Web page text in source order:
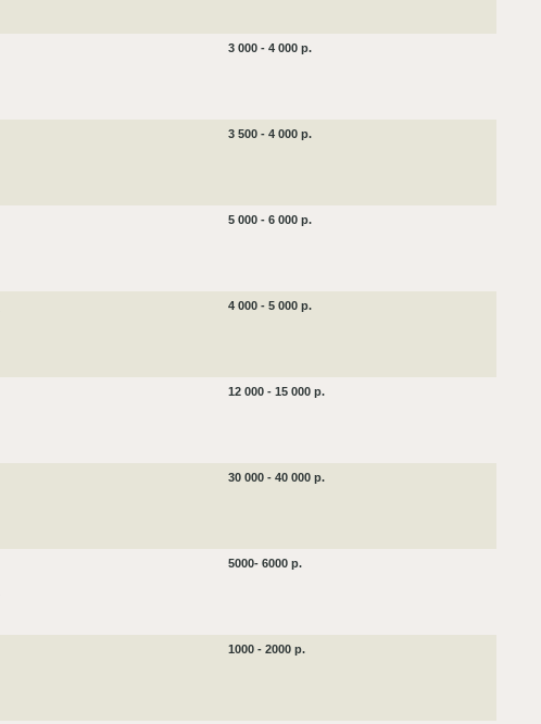
3 000 - 4 000 р.
3 500 - 4 000 р.
5 000 - 6 000 р.
4 000 - 5 000 р.
12 000 - 15 000 р.
30 000 - 40 000 р.
5000- 6000 р.
1000 - 2000 р.